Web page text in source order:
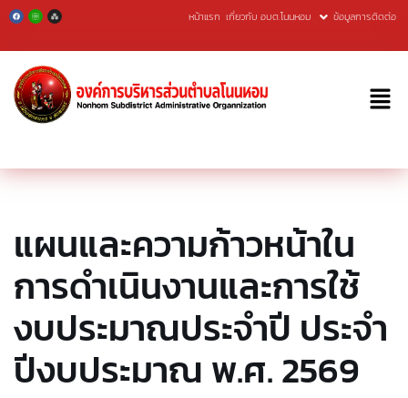
Skip
to
content
หน้าแรก เกี่ยวกับ อบต.โนนหอม ข้อมูลการติดต่อ
แผนและความก้าวหน้าใน
การดำเนินงานและการใช้
งบประมาณประจำปี ประจำ
ปีงบประมาณ พ.ศ. 2569